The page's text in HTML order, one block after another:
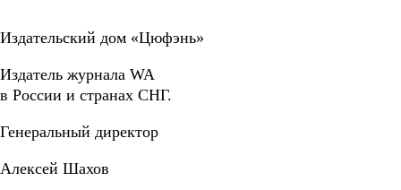
Издательский дом «Цюфэнь»
Издатель журнала WA
в России и странах СНГ.
Генеральный директор
Алексей Шахов